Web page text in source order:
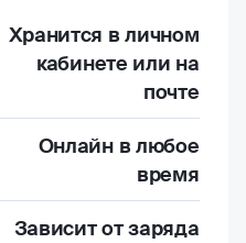
Хранится в личном
кабинете или на
почте
Онлайн в любое
время
Зависит от заряда